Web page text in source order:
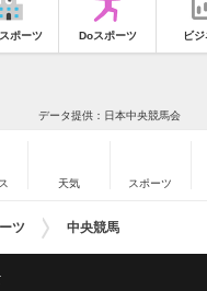
ポーツ Doスポーツ ビ
データ提供：日本中央競馬会
天気 スポーツ
ツ 中央競馬